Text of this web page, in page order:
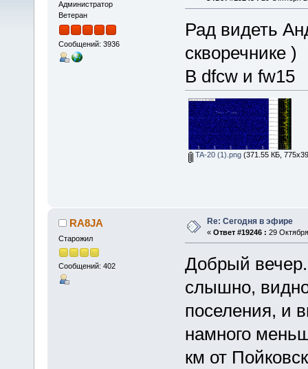
Администратор
Ветеран
Сообщений: 3936
Рад видеть
скворечнике )
В dfcw и fw15
TA-20 (1).png(371.55 КБ,
RA8JA
Старожил
Сообщений: 402
Re: Сегодня в эфире
« Ответ #19246 : 29
Добрый
слышно,
поселения, и
намного
км от